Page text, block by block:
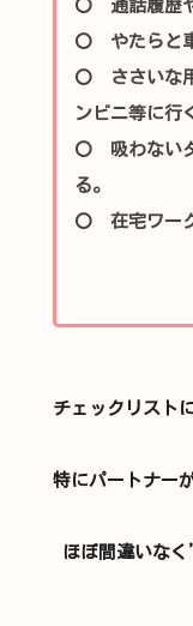
〇 通話履歴
〇 やたらと
〇 ささいな
ンビニ等に行
〇 吸わない
る。
〇 在宅ワー
チェックリスト
特にパートナー
ほぼ間違いな